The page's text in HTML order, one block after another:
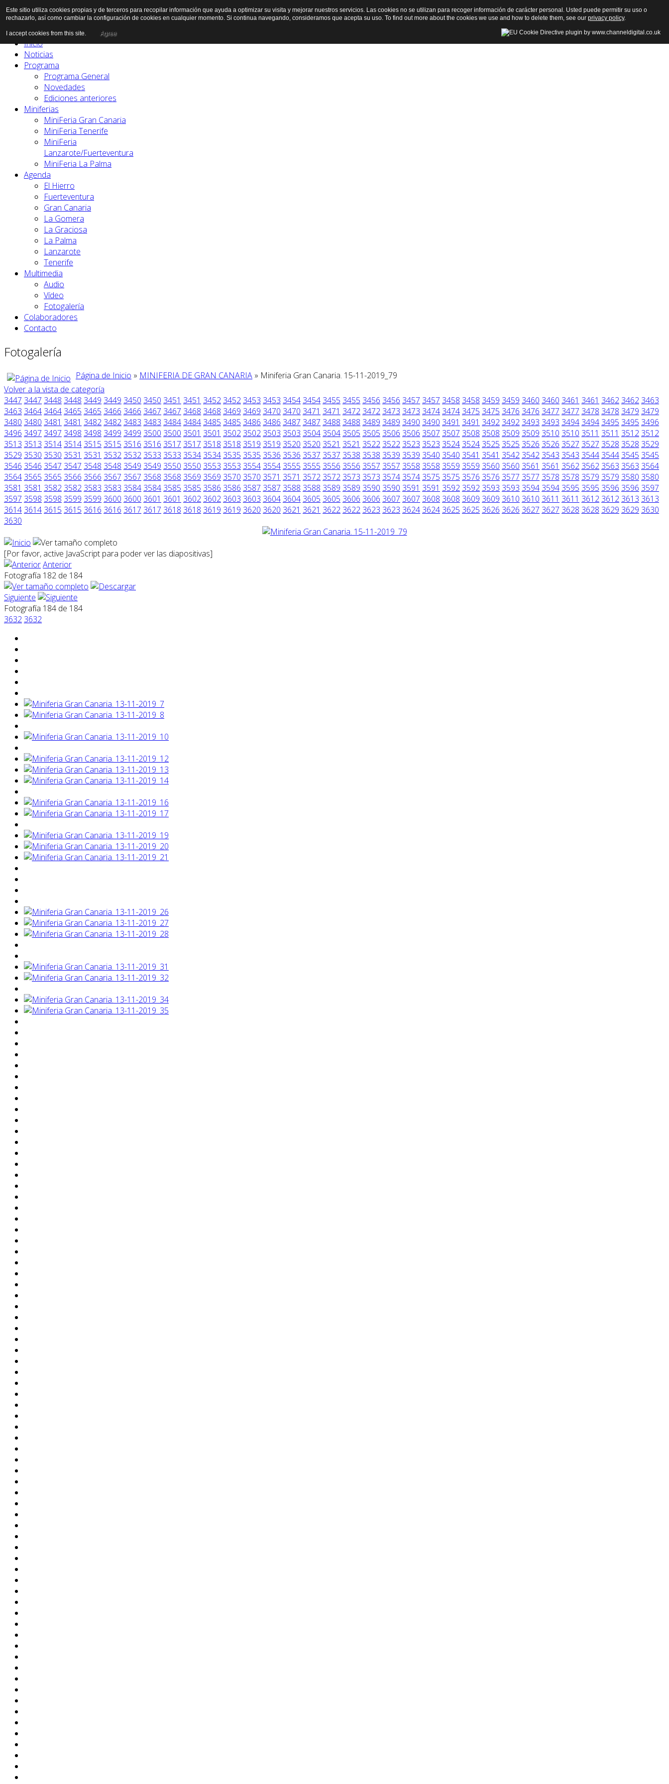
Inicio
Noticias
Programa
Programa General
Novedades
Ediciones anteriores
Miniferias
MiniFeria Gran Canaria
MiniFeria Tenerife
MiniFeria
Lanzarote/Fuerteventura
MiniFeria La Palma
Agenda
El Hierro
Fuerteventura
Gran Canaria
La Gomera
La Graciosa
La Palma
Lanzarote
Tenerife
Multimedia
Audio
Vídeo
Fotogalería
Colaboradores
Contacto
Fotogalería
Página de Inicio » MINIFERIA DE GRAN CANARIA » Miniferia Gran Canaria. 15-11-2019_79
Volver a la vista de categoría
3447 3447 3448 3448 3449 3449 3450 3450 3451 3451 3452 3452 3453 3453 3454 3454 3455 3455 3456 3456 3457 3457 3458 3458 3459 3459 3460 3460 3461 3461 3462 3462 3463
3463 3464 3464 3465 3465 3466 3466 3467 3467 3468 3468 3469 3469 3470 3470 3471 3471 3472 3472 3473 3473 3474 3474 3475 3475 3476 3476 3477 3477 3478 3478 3479 3479
3480 3480 3481 3481 3482 3482 3483 3483 3484 3484 3485 3485 3486 3486 3487 3487 3488 3488 3489 3489 3490 3490 3491 3491 3492 3492 3493 3493 3494 3494 3495 3495 3496
3496 3497 3497 3498 3498 3499 3499 3500 3500 3501 3501 3502 3502 3503 3503 3504 3504 3505 3505 3506 3506 3507 3507 3508 3508 3509 3509 3510 3510 3511 3511 3512 3512
3513 3513 3514 3514 3515 3515 3516 3516 3517 3517 3518 3518 3519 3519 3520 3520 3521 3521 3522 3522 3523 3523 3524 3524 3525 3525 3526 3526 3527 3527 3528 3528 3529
3529 3530 3530 3531 3531 3532 3532 3533 3533 3534 3534 3535 3535 3536 3536 3537 3537 3538 3538 3539 3539 3540 3540 3541 3541 3542 3542 3543 3543 3544 3544 3545 3545
3546 3546 3547 3547 3548 3548 3549 3549 3550 3550 3553 3553 3554 3554 3555 3555 3556 3556 3557 3557 3558 3558 3559 3559 3560 3560 3561 3561 3562 3562 3563 3563 3564
3564 3565 3565 3566 3566 3567 3567 3568 3568 3569 3569 3570 3570 3571 3571 3572 3572 3573 3573 3574 3574 3575 3575 3576 3576 3577 3577 3578 3578 3579 3579 3580 3580
3581 3581 3582 3582 3583 3583 3584 3584 3585 3585 3586 3586 3587 3587 3588 3588 3589 3589 3590 3590 3591 3591 3592 3592 3593 3593 3594 3594 3595 3595 3596 3596 3597
3597 3598 3598 3599 3599 3600 3600 3601 3601 3602 3602 3603 3603 3604 3604 3605 3605 3606 3606 3607 3607 3608 3608 3609 3609 3610 3610 3611 3611 3612 3612 3613 3613
3614 3614 3615 3615 3616 3616 3617 3617 3618 3618 3619 3619 3620 3620 3621 3621 3622 3622 3623 3623 3624 3624 3625 3625 3626 3626 3627 3627 3628 3628 3629 3629 3630
3630
[Por favor, active JavaScript para poder ver las diapositivas]
Anterior
Fotografía 182 de 184
Siguiente
Fotografía 184 de 184
3632 3632
Este sitio utiliza cookies propias y de terceros para recopilar información que ayuda a optimizar su visita y mejorar nuestros servicios. Las cookies no se utilizan para recoger información de carácter personal. Usted puede permitir su uso o
rechazarlo, así como cambiar la configuración de cookies en cualquier momento. Si continua navegando, consideramos que acepta su uso. To find out more about the cookies we use and how to delete them, see our privacy policy.
I accept cookies from this site. Agree